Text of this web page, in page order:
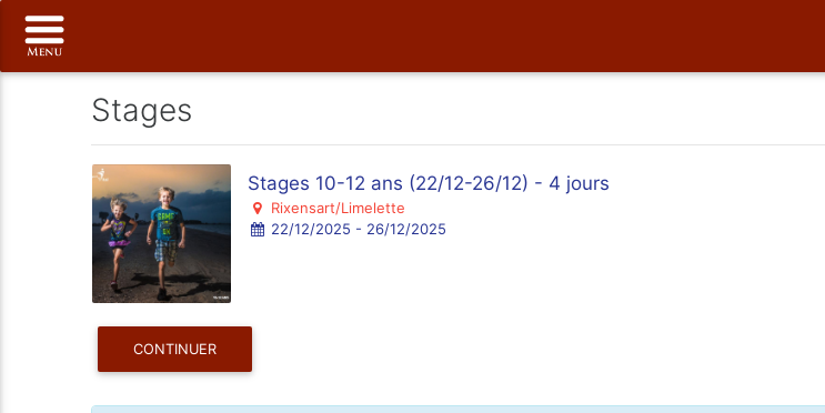
Stages
Stages 10-12 ans (22/12-26/12) - 4 jours
Rixensart/Limelette
22/12/2025 - 26/12/2025
CONTINUER